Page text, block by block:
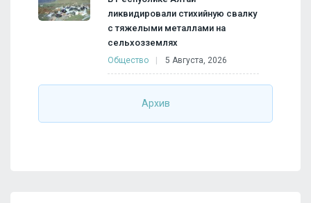
ликвидировали стихийную свалку
с тяжелыми металлами на
сельхозземлях
Общество 5 Августа, 2026
Архив